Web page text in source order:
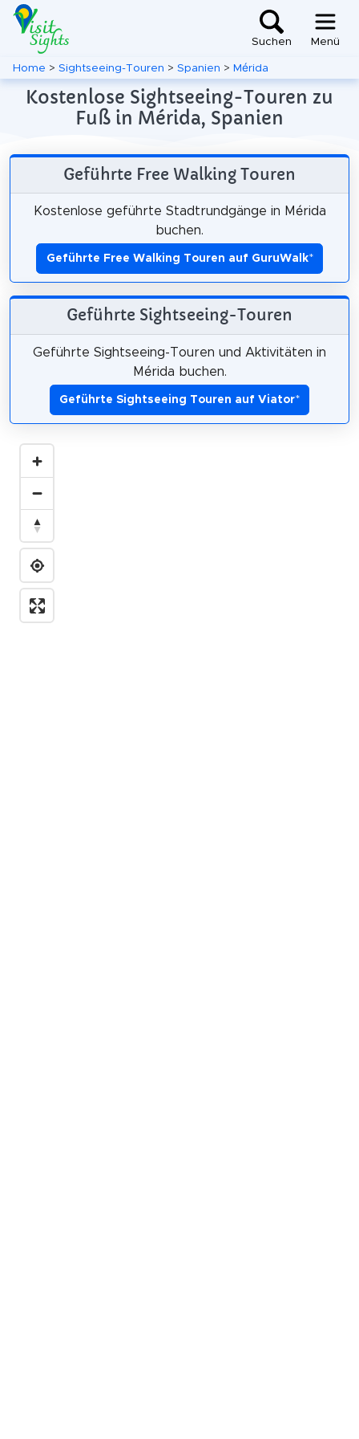
Suchen Menü
Home > Sightseeing-Touren > Spanien > Mérida
Kostenlose Sightseeing-Touren zu
Fuß in Mérida, Spanien
Geführte Free Walking Touren
Kostenlose geführte Stadtrundgänge in Mérida
buchen.
Geführte Free Walking Touren auf GuruWalk*
Geführte Sightseeing-Touren
Geführte Sightseeing-Touren und Aktivitäten in
Mérida buchen.
Geführte Sightseeing Touren auf Viator*